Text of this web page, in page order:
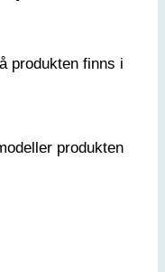
produkten finns i
produkten